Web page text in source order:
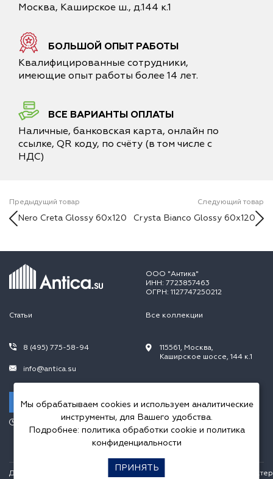
Москва, Каширское ш., д.144 к.1
БОЛЬШОЙ ОПЫТ РАБОТЫ
Квалифицированные сотрудники,
имеющие опыт работы более 14 лет.
ВСЕ ВАРИАНТЫ ОПЛАТЫ
Наличные, банковская карта, онлайн по
ссылке, QR коду, по счёту (в том числе с
НДС)
Предыдущий товар
Nero Creta Glossy 60x120
Следующий товар
Crysta Bianco Glossy 60x120
ООО "Антика"
ИНН: 7723857463
ОГРН: 1127747250212
Статьи Все коллекции
8 (495) 775-58-94
info@antica.su
Заказать звонок
115561, Москва,
Каширское шоссе, 144 к.1
Пн.-Пт. 10.00-20.00,
Сб.-Вс. 10.00-18.00
Данный интернет сайт носит исключительно информационный
Мы обрабатываем cookies и используем аналитические
инструменты, для Вашего удобства.
Подробнее: политика обработки cookieи политика
конфиденциальности
ПРИНЯТЬ